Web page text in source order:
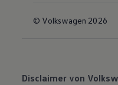
© Volkswagen 2026
Disclaimer von